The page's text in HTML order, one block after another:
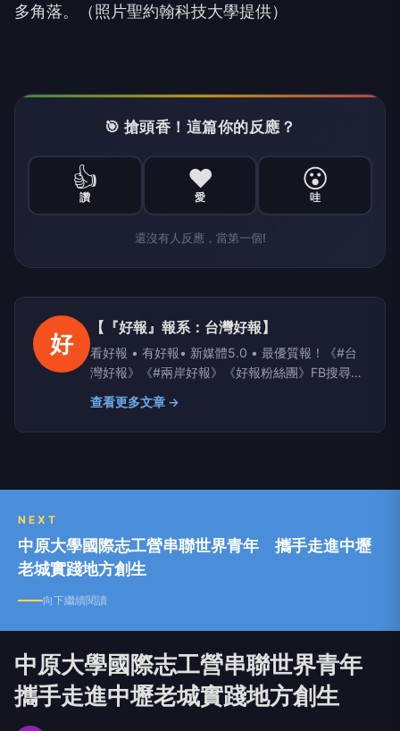
多角落。（照片聖約翰科技大學提供）
🎯 搶頭香！這篇你的反應？
👍
讚
❤️
愛
😮
哇
還沒有人反應，當第一個!
好
【『好報』報系：台灣好報】
看好報 • 有好報• 新媒體5.0 • 最優質報！《#台
灣好報》《#兩岸好報》《好報粉絲團》FB搜尋；
Yahoo、PChome、LIFE新聞、yamnews、
owlnews也看得到
查看更多文章 →
NEXT
中原大學國際志工營串聯世界青年 攜手走進中壢
老城實踐地方創生
向下繼續閱讀
中原大學國際志工營串聯世界青年
攜手走進中壢老城實踐地方創生